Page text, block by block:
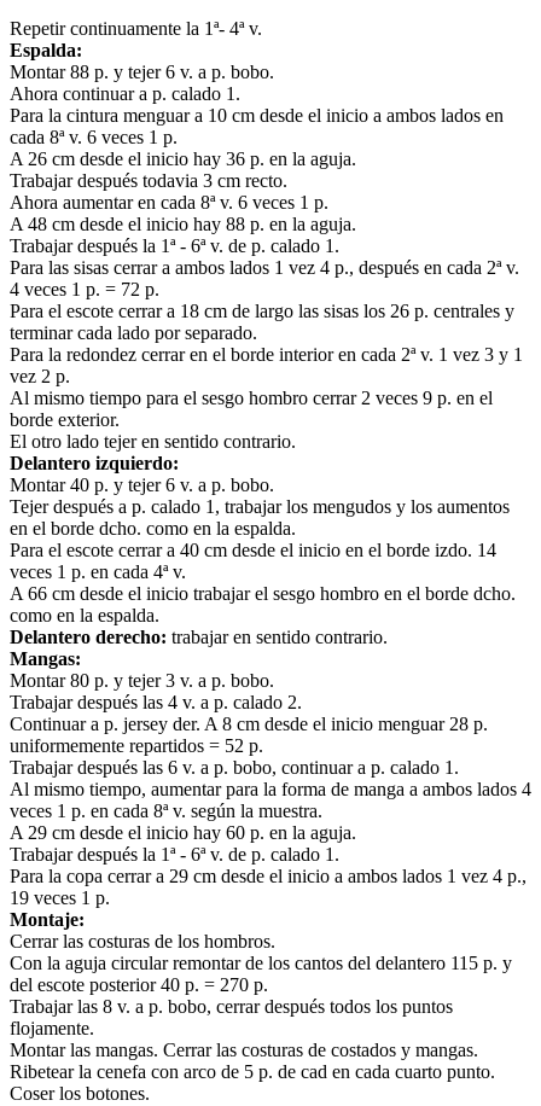
Repetir continuamente la 1ª- 4ª v.
Espalda:
Montar 88 p. y tejer 6 v. a p. bobo.
Ahora continuar a p. calado 1.
Para la cintura menguar a 10 cm desde el inicio a ambos lados en
cada 8ª v. 6 veces 1 p.
A 26 cm desde el inicio hay 36 p. en la aguja.
Trabajar después todavia 3 cm recto.
Ahora aumentar en cada 8ª v. 6 veces 1 p.
A 48 cm desde el inicio hay 88 p. en la aguja.
Trabajar después la 1ª - 6ª v. de p. calado 1.
Para las sisas cerrar a ambos lados 1 vez 4 p., después en cada 2ª v.
4 veces 1 p. = 72 p.
Para el escote cerrar a 18 cm de largo las sisas los 26 p. centrales y
terminar cada lado por separado.
Para la redondez cerrar en el borde interior en cada 2ª v. 1 vez 3 y 1
vez 2 p.
Al mismo tiempo para el sesgo hombro cerrar 2 veces 9 p. en el
borde exterior.
El otro lado tejer en sentido contrario.
Delantero izquierdo:
Montar 40 p. y tejer 6 v. a p. bobo.
Tejer después a p. calado 1, trabajar los mengudos y los aumentos
en el borde dcho. como en la espalda.
Para el escote cerrar a 40 cm desde el inicio en el borde izdo. 14
veces 1 p. en cada 4ª v.
A 66 cm desde el inicio trabajar el sesgo hombro en el borde dcho.
como en la espalda.
Delantero derecho: trabajar en sentido contrario.
Mangas:
Montar 80 p. y tejer 3 v. a p. bobo.
Trabajar después las 4 v. a p. calado 2.
Continuar a p. jersey der. A 8 cm desde el inicio menguar 28 p.
uniformemente repartidos = 52 p.
Trabajar después las 6 v. a p. bobo, continuar a p. calado 1.
Al mismo tiempo, aumentar para la forma de manga a ambos lados 4
veces 1 p. en cada 8ª v. según la muestra.
A 29 cm desde el inicio hay 60 p. en la aguja.
Trabajar después la 1ª - 6ª v. de p. calado 1.
Para la copa cerrar a 29 cm desde el inicio a ambos lados 1 vez 4 p.,
19 veces 1 p.
Montaje:
Cerrar las costuras de los hombros.
Con la aguja circular remontar de los cantos del delantero 115 p. y
del escote posterior 40 p. = 270 p.
Trabajar las 8 v. a p. bobo, cerrar después todos los puntos
flojamente.
Montar las mangas. Cerrar las costuras de costados y mangas.
Ribetear la cenefa con arco de 5 p. de cad en cada cuarto punto.
Coser los botones.